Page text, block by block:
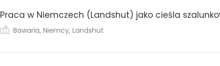
Praca w Niemczech (Landshut) jako cieśla
Bawaria, Niemcy, Landshut